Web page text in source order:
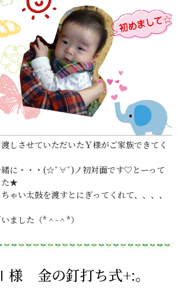
しさせていただいたＹ様がご家族できてく
緒に・・・(☆ﾟ∀ﾟ)ノ初対面です♡とーって
た★
ゃい太鼓を渡すとにぎってくれて、、、、
ました（*＾-＾*）
金の釘打ち式+:。